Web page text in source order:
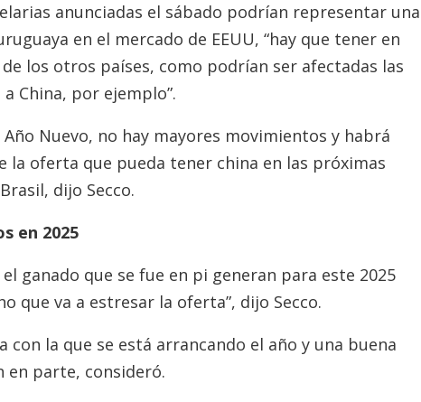
anunciadas el sábado podrían representar una
en el mercado de EEUU, “hay que tener en
los otros países, como podrían ser afectadas las
China, por ejemplo”.
Nuevo, no hay mayores movimientos y habrá
la oferta que pueda tener china en las próximas
dijo Secco.
en 2025
ganado que se fue en pi generan para este 2025
que va a estresar la oferta”, dijo Secco.
la que se está arrancando el año y una buena
en parte, consideró.